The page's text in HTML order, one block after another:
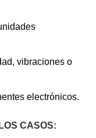
vibraciones o
electrónicos.
CASOS: